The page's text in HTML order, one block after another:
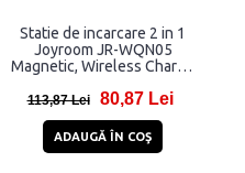
Statie de incarcare 2 in 1
Joyroom JR-WQN05
Magnetic, Wireless Charge
113,87 Lei 80,87 Lei
ADAUGĂ ÎN COŞ